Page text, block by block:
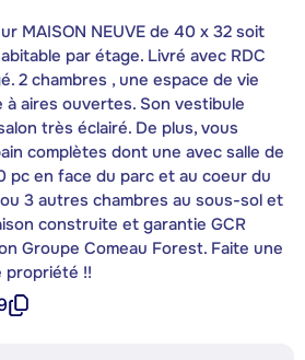
MAISON NEUVE de 40 x 32 soit
par étage. Livré avec RDC
2 chambres , une espace de vie
à aires ouvertes. Son vestibule
très éclairé. De plus, vous
complètes dont une avec salle de
pc en face du parc et au coeur du
3 autres chambres au sous-sol et
construite et garantie GCR
Groupe Comeau Forest. Faite une
propriété !!